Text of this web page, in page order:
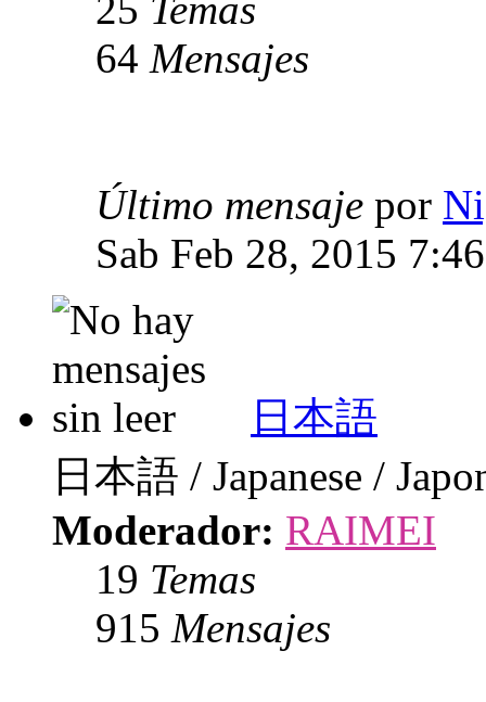
64 Mensajes
Último mensaje por
Sab Feb 28, 2015
日本語
日本語 / Japanese /
Moderador: RAIMEI
19 Temas
915 Mensajes